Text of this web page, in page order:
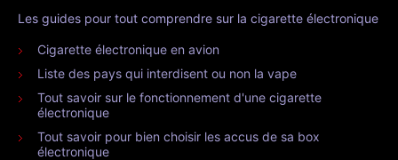
Les guides pour tout comprendre sur la cigarette électronique
Cigarette électronique en avion
Liste des pays qui interdisent ou non la vape
Tout savoir sur le fonctionnement d'une cigarette
électronique
Tout savoir pour bien choisir les accus de sa box
électronique